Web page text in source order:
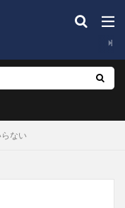
らない